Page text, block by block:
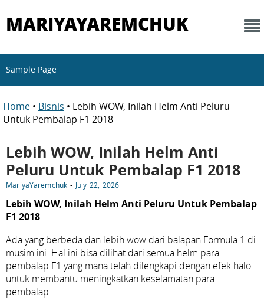
MARIYAYAREMCHUK
Sample Page
Home • Bisnis • Lebih WOW, Inilah Helm Anti Peluru
Untuk Pembalap F1 2018
Lebih WOW, Inilah Helm Anti
Peluru Untuk Pembalap F1 2018
MariyaYaremchuk - July 22, 2026
Lebih WOW, Inilah Helm Anti Peluru Untuk Pembalap
F1 2018
Ada yang berbeda dan lebih wow dari balapan Formula 1 di
musim ini. Hal ini bisa dilihat dari semua helm para
pembalap F1 yang mana telah dilengkapi dengan efek halo
untuk membantu meningkatkan keselamatan para
pembalap.